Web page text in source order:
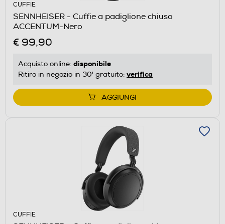
CUFFIE
SENNHEISER - Cuffie a padiglione chiuso
ACCENTUM-Nero
€ 99,90
Acquisto online: disponibile
Ritiro in negozio in 30' gratuito: verifica
AGGIUNGI
CUFFIE